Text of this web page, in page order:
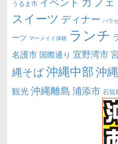
うるま市
スイーツ ディナー パラ
ーツ マーメイド体験 ランチ
名護市 国際通り 宜野湾市
縄そば沖縄中部沖
観光沖縄離島 浦添市 石垣